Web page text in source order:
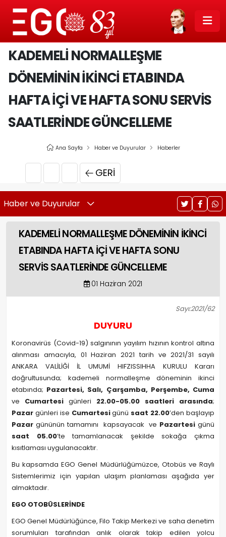
KADEMELİ NORMALLEŞME
DÖNEMİNİN İKİNCİ ETABINDA
HAFTA İÇİ VE HAFTA SONU SERVİS
SAATLERİNDE GÜNCELLEME
Ana Sayfa Haber ve Duyurular Haberler
GERI
Haber ve Duyurular
KADEMELİ NORMALLEŞME DÖNEMİNİN İKİNCİ
ETABINDA HAFTA İÇİ VE HAFTA SONU
SERVİS SAATLERİNDE GÜNCELLEME
01 Haziran 2021
Sayı:2021/62
DUYURU
Koronavirüs (Covid-19) salgınının yayılım hızının kontrol altına
alınması amacıyla, 01 Haziran 2021 tarih ve 2021/31 sayılı
ANKARA VALİLİĞİ İL UMUMİ HIFZISSIHHA KURULU Kararı
doğrultusunda; kademeli normalleşme döneminin ikinci
etabında; Pazartesi, Salı, Çarşamba, Perşembe, Cuma
ve Cumartesi günleri 22.00-05.00 saatleri arasında;
Pazar günleri ise Cumartesigünü saat 22.00’den başlayıp
Pazar gününün tamamını kapsayacak ve Pazartesi günü
saat 05.00’te tamamlanacak şekilde sokağa çıkma
kısıtlaması uygulanacaktır.
Bu kapsamda EGO Genel Müdürlüğümüzce, Otobüs ve Raylı
Sistemlerimiz için yapılan ulaşım planlaması aşağıda yer
almaktadır.
EGO OTOBÜSLERİNDE
EGO Genel Müdürlüğünce, Filo Takip Merkezi ve saha denetim
sorumluları tarafından anlık olarak takip edilen yolcu